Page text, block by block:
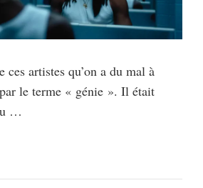
artistes qu’on a du mal à
le terme « génie ». Il était
…